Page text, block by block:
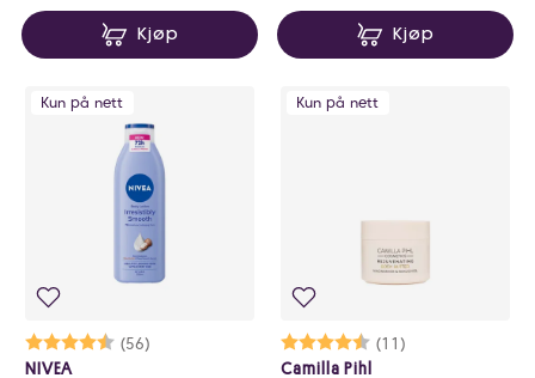
Kjøp Kjøp
Kun på nett
Karakter:
(56)
4.6 av 5 mulige
NIVEA
Kun på nett
Karakter:
(11)
4.7 av 5 mulige
Camilla Pihl